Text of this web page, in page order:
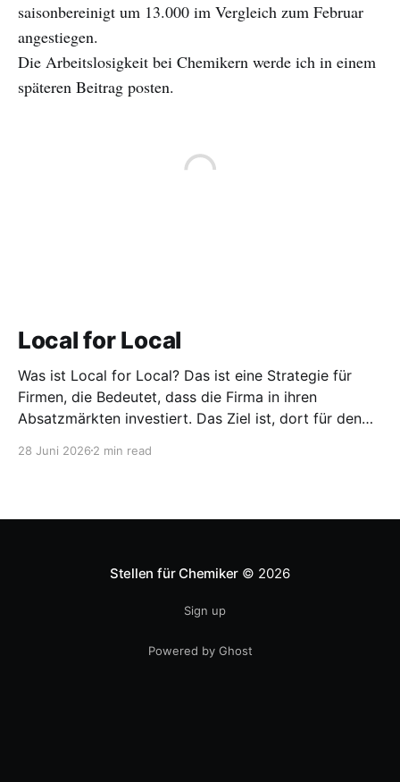
saisonbereinigt um 13.000 im Vergleich zum Februar
angestiegen.
Die Arbeitslosigkeit bei Chemikern werde ich in einem
späteren Beitrag posten.
Local for Local
Was ist Local for Local? Das ist eine Strategie für
Firmen, die Bedeutet, dass die Firma in ihren
Absatzmärkten investiert. Das Ziel ist, dort für den
entwickeln. Diese Strategie ist von Toyota bekannt,
28 Juni 2026 2 min read
Stellen für Chemiker © 2026
Sign up
Powered by Ghost